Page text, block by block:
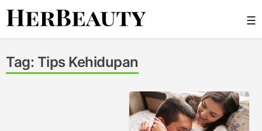
Skip
☰
Tag: Tips Kehidupan